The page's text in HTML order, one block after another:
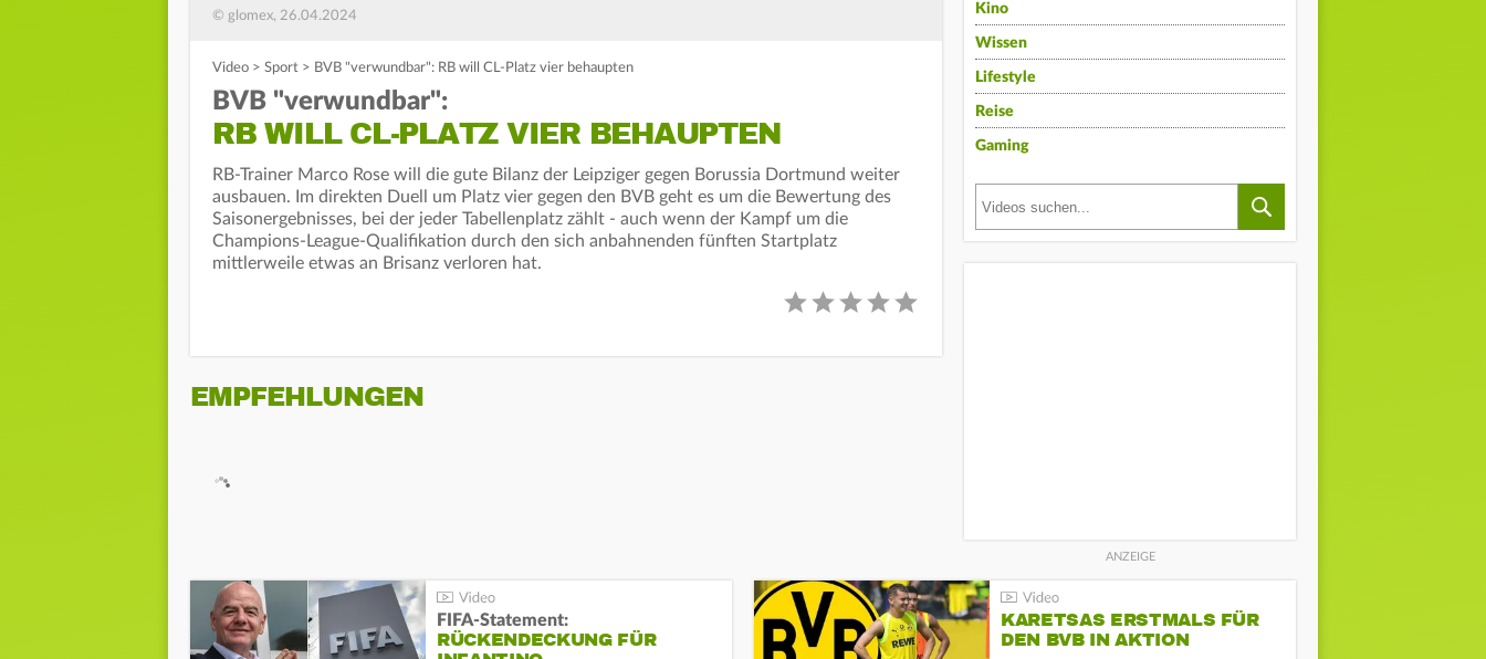
© glomex, 26.04.2024
Video > Sport > BVB "verwundbar": RB will CL-Platz vier behaupten
BVB "verwundbar":
RB WILL CL-PLATZ VIER BEHAUPTEN
RB-Trainer Marco Rose will die gute Bilanz der Leipziger gegen Borussia Dortmund weiter
ausbauen. Im direkten Duell um Platz vier gegen den BVB geht es um die Bewertung des
Saisonergebnisses, bei der jeder Tabellenplatz zählt - auch wenn der Kampf um die
Champions-League-Qualifikation durch den sich anbahnenden fünften Startplatz
mittlerweile etwas an Brisanz verloren hat.
EMPFEHLUNGEN
Kino
Wissen
Lifestyle
Reise
Gaming
FIFA-Statement:
RÜCKENDECKUNG FÜR
KARETSAS ERSTMALS FÜR
DEN BVB IN AKTION